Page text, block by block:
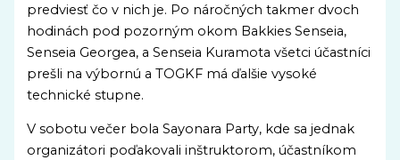
predviesť čo v nich je. Po náročných takmer dvoch
hodinách pod pozorným okom Bakkies Senseia,
Senseia Georgea, a Senseia Kuramota všetci účastníci
prešli na výbornú a TOGKF má ďalšie vysoké
technické stupne.
V sobotu večer bola Sayonara Party, kde sa jednak
organizátori poďakovali inštruktorom, účastníkom